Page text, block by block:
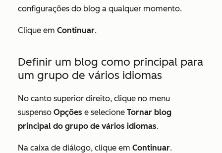
configurações do blog a qualquer momento.
Clique em Continuar.
Definir um blog como principal para
um grupo de vários idiomas
No canto superior direito, clique no menu
suspenso Opções e selecione Tornar blog
principal do grupo de vários idiomas.
Na caixa de diálogo, clique em Continuar.